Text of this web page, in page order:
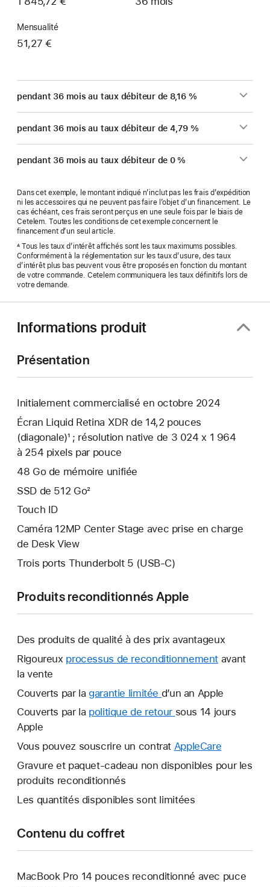
Mensualité
51,27 €
pendant 36 mois au taux débiteur de 8,16 %
pendant 36 mois au taux débiteur de 4,79 %
pendant 36 mois au taux débiteur de 0 %
Dans cet exemple, le montant indiqué n’inclut pas les frais d’expédition
ni les accessoires qui ne peuvent pas faire l’objet d’un financement. Le
cas échéant, ces frais seront perçus en une seule fois par le biais de
Cetelem. Toutes les conditions de cet exemple concernent le
financement d’un seul article.
ATous les taux d’intérêt affichés sont les taux maximums possibles.
Conformément à la réglementation sur les taux d’usure, des taux
d’intérêt plus bas peuvent vous être proposés en fonction du montant
de votre commande. Cetelem communiquera les taux définitifs lors de
votre demande.
Informations produit
Présentation
Initialement commercialisé en octobre 2024
Écran Liquid Retina XDR de 14,2 pouces
(diagonale)¹ ; résolution native de 3 024 x 1 964
à 254 pixels par pouce
48 Go de mémoire unifiée
SSD de 512 Go²
Touch ID
Caméra 12MP Center Stage avec prise en charge
de Desk View
Trois ports Thunderbolt 5 (USB‑C)
Produits reconditionnés Apple
Des produits de qualité à des prix avantageux
Rigoureux processus de reconditionnement avant
la vente
Couverts par la garantie limitée Une
nouvelle
d’un an Apple
Couverts par la politique de retour Une
fenêtre
sous 14 jours
Apple
Vous pouvez souscrire un contrat AppleCare
nouvelle
Gravure et paquet-cadeau non disponibles pour les
produits reconditionnés
Les quantités disponibles sont limitées
Contenu du coffret
MacBook Pro 14 pouces reconditionné avec puce